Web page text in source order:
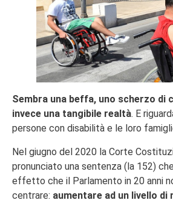
Sembra una beffa, uno scherzo di
invece una tangibile realtà. E
persone con disabilità e le loro
Nel giugno del 2020 la Corte
pronunciato una sentenza (la 152)
effetto che il Parlamento in 20 anni
centrare: aumentare ad un livello di